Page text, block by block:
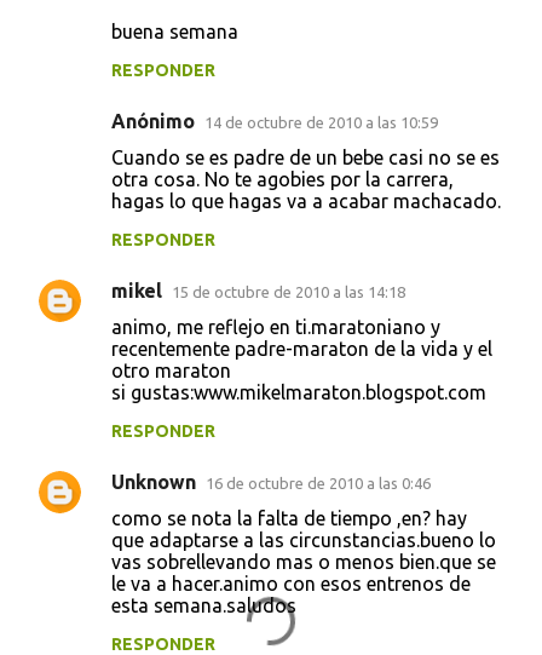
buena semana
RESPONDER
Anónimo 14 de octubre de 2010 a las 10:59
Cuando se es padre de un bebe casi no se es
otra cosa. No te agobies por la carrera,
hagas lo que hagas va a acabar machacado.
RESPONDER
mikel 15 de octubre de 2010 a las 14:18
animo, me reflejo en ti.maratoniano y
recentemente padre-maraton de la vida y el
otro maraton
si gustas:www.mikelmaraton.blogspot.com
RESPONDER
Unknown 16 de octubre de 2010 a las 0:46
como se nota la falta de tiempo ,en? hay
que adaptarse a las circunstancias.bueno lo
vas sobrellevando mas o menos bien.que se
le va a hacer.animo con esos entrenos de
esta semana.saludos
RESPONDER